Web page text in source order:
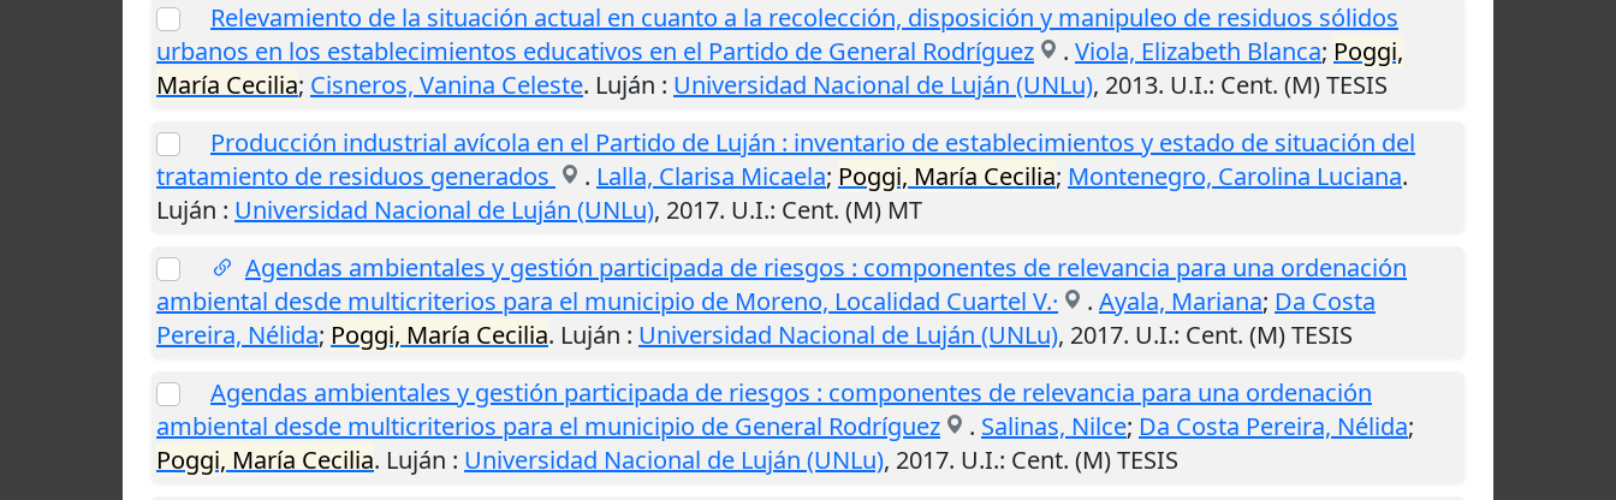
Relevamiento de la situación actual en cuanto a la recolección, disposición y manipuleo de residuos sólidos
urbanos en los establecimientos educativos en el Partido de General Rodríguez
. Viola, Elizabeth Blanca; Poggi,
María Cecilia; Cisneros, Vanina Celeste. Luján : Universidad Nacional de Luján (UNLu), 2013. U.I.: Cent. (M) TESIS
Producción industrial avícola en el Partido de Luján : inventario de establecimientos y estado de situación del
tratamiento de residuos generados
. Lalla, Clarisa Micaela; Poggi, María Cecilia; Montenegro, Carolina Luciana.
Luján : Universidad Nacional de Luján (UNLu), 2017. U.I.: Cent. (M) MT
Agendas ambientales y gestión participada de riesgos : componentes de relevancia para una ordenación
ambiental desde multicriterios para el municipio de Moreno, Localidad Cuartel V.·
. Ayala, Mariana; Da Costa
Pereira, Nélida; Poggi, María Cecilia. Luján : Universidad Nacional de Luján (UNLu), 2017. U.I.: Cent. (M) TESIS
Agendas ambientales y gestión participada de riesgos : componentes de relevancia para una ordenación
ambiental desde multicriterios para el municipio de General Rodríguez
. Salinas, Nilce; Da Costa Pereira, Nélida;
Poggi, María Cecilia. Luján : Universidad Nacional de Luján (UNLu), 2017. U.I.: Cent. (M) TESIS